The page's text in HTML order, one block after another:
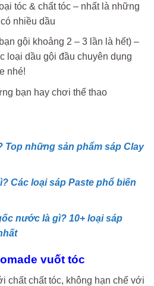
tóc & chất tóc – nhất là những
nhiều dầu
gội khoảng 2 – 3 lần là hết) –
loại dầu gội đầu chuyên dụng
nhé!
bạn hay chơi thể thao
Top những sản phẩm sáp Clay
Các loại sáp Paste phổ biến
nước là gì? 10+ loại sáp
vuốt tóc
chất chất tóc, không hạn chế với